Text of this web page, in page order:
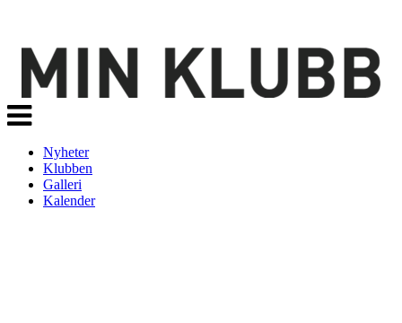
Veksle
navigasjon
Nyheter
Klubben
Galleri
Kalender